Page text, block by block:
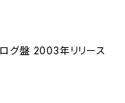
盤 2003年リリース